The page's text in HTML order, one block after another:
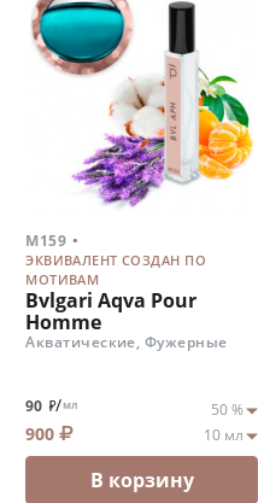
M159 .
ЭКВИВАЛЕНТ СОЗДАН ПО
МОТИВАМ
Bvlgari Aqva Pour
Homme
Акватические, Фужерные
90 /мл
900
В корзину